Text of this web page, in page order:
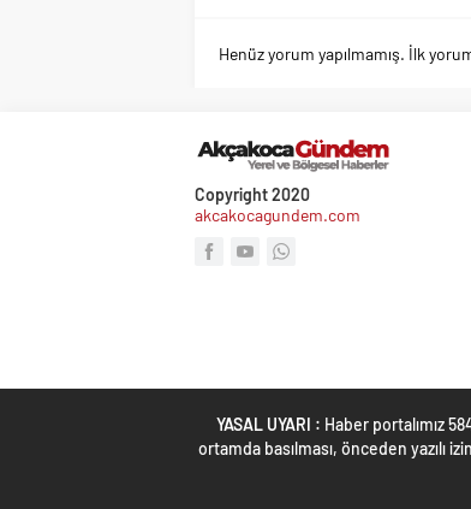
Henüz yorum yapılmamış. İlk
Copyright 2020
akcakocagundem.com
YASAL UYARI : Haber portalımız
ortamda basılması, önceden yazılı